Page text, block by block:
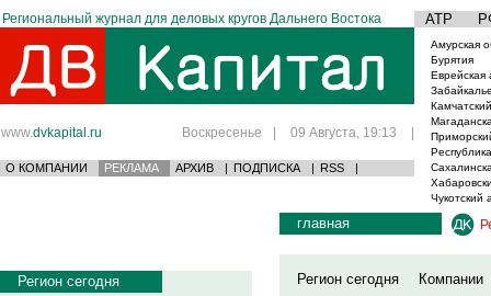
Региональный журнал для деловых кругов Дальнего Востока АТР
www.dvkapital.ru Воскресенье | 09 Августа, 19:13 |
О КОМПАНИИ РЕКЛАМА АРХИВ | ПОДПИСКА | RSS |
Амурская
Бурятия
Еврейская
Чукотский
Регион сегодня
главная
Регион сегодня
Компании